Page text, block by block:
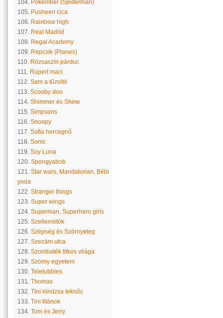
104. Pókember (Spiderman)
105. Pusheen cica
106. Rainbow high
107. Real Madrid
108. Regal Academy
109. Repcsik (Planes)
110. Rózsaszín párduc
111. Rupert maci
112. Sam a tűzoltó
113. Scooby doo
114. Shimmer és Shine
115. Simpsons
116. Snoopy
117. Sofia hercegnő
118. Sonic
119. Soy Luna
120. Spongyabob
121. Star wars, Mandalorian, Bébi
yoda
122. Stranger things
123. Super wings
124. Superman, Superhero girls
125. Szellemírtók
126. Szépség és Szörnyeteg
127. Szezám utca
128. Szombaték titkos világa
129. Szörny egyetem
130. Teletubbies
131. Thomas
132. Tini nindzsa teknőc
133. Tini titánok
134. Tom és Jerry